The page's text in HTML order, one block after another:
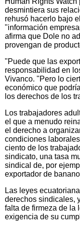
desmintiera sus
rehusó hacerlo bajo
"información
afirma que Dole no
provengan de
"Puede que las
responsabilidad en
Vivanco. "Pero lo
económico que
los derechos de los
Los trabajadores
el que a menudo
el derecho a
condiciones
ciento de los
sindicato, una tasa
sindical de, por
exportador de
Las leyes
derechos sindicales,
falta de firmeza de la
exigencia de su